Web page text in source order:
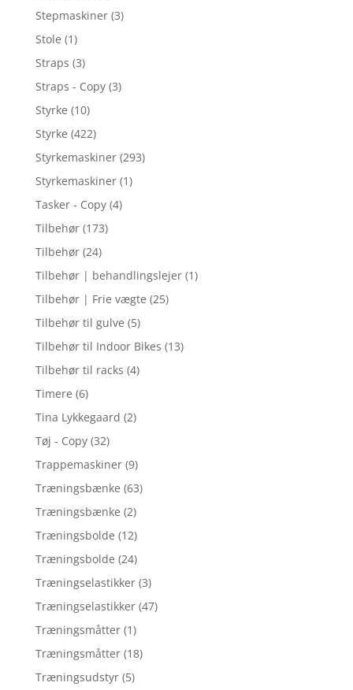
Stepmaskiner (3)
Stole (1)
Straps (3)
Straps - Copy (3)
Styrke (10)
Styrke (422)
Styrkemaskiner (293)
Styrkemaskiner (1)
Tasker - Copy (4)
Tilbehør (173)
Tilbehør (24)
Tilbehør | behandlingslejer (1)
Tilbehør | Frie vægte (25)
Tilbehør til gulve (5)
Tilbehør til Indoor Bikes (13)
Tilbehør til racks (4)
Timere (6)
Tina Lykkegaard (2)
Tøj - Copy (32)
Trappemaskiner (9)
Træningsbænke (63)
Træningsbænke (2)
Træningsbolde (12)
Træningsbolde (24)
Træningselastikker (3)
Træningselastikker (47)
Træningsmåtter (1)
Træningsmåtter (18)
Træningsudstyr (5)